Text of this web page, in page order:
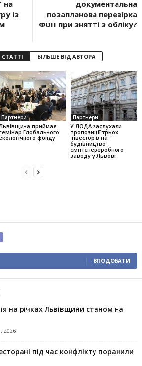
на
із
документальна
позапланова перевірка
ФОП при знятті з обліку?
БІЛЬШЕ ВІД АВТОРА
Партнери
Львівщина приймає
Глобального
фонду
Партнери
У ЛОДА заслухали
пропозиції трьох
інвесторів на
будівництво
сміттєпереробного
заводу у Львові
ВПОДОБАТИ
на річках Львівщини станом на
2026
під час конфлікту поранили